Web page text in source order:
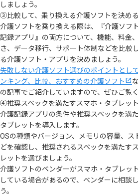
しましょう。
③比較して、乗り換える介護ソフトを決める
介護ソフトを乗り換える際は、『介護ソフ
記録アプリ』の両方について、機能、料金
さ、データ移行、サポート体制などを比較
る介護ソフト・アプリを決めましょう。
失敗しない介護ソフト選びのポイントとし
ンキング、比較、おすすめの介護ソフト
の記事でご紹介していますので、ぜひご覧く
④推奨スペックを満たすスマホ・タブレッ
介護記録アプリの条件や推奨スペックを満
タブレットを導入します。
OSの種類やバージョン、メモリの容量、ス
どを確認し、推奨されるスペックを満たす
レットを選びましょう。
介護ソフトのベンダーがスマホ・タブレッ
している場合があるので、ベンダーに相談
う。